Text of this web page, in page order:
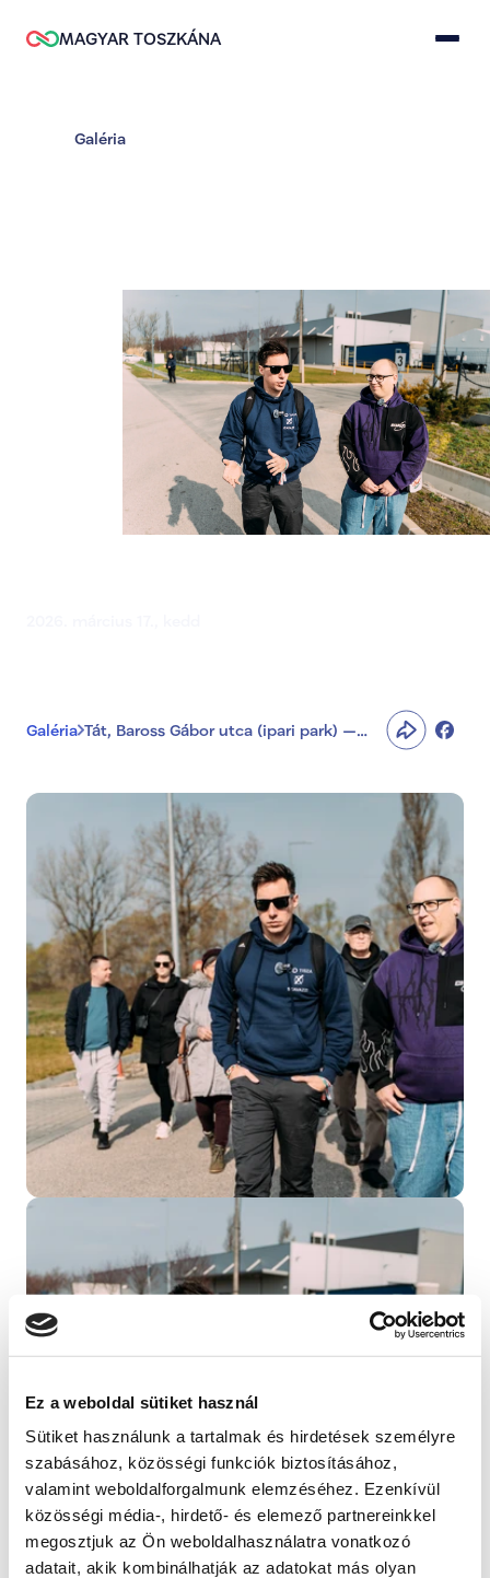
Ez a weboldal sütiket használ
Sütiket használunk a tartalmak és hirdetések személyre
szabásához, közösségi funkciók biztosításához,
valamint weboldalforgalmunk elemzéséhez. Ezenkívül
közösségi média-, hirdető- és elemező partnereinkkel
megosztjuk az Ön weboldalhasználatra vonatkozó
adatait, akik kombinálhatják az adatokat más olyan
Bezárás
MAGYAR TOSZKÁNA
Galéria
Galéria Tát, Baross Gábor utca (ipari park) —